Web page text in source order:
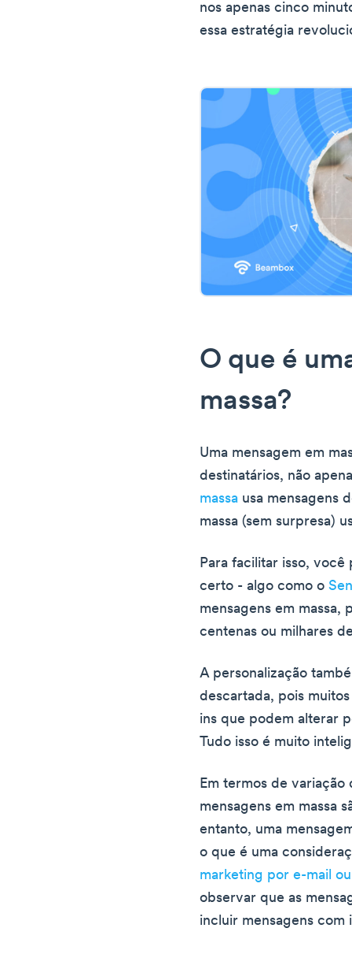
nos apenas cinco
essa estratégia
O que é
massa?
Uma mensagem em
destinatários, não
massa usa mensagens
massa (sem surpresa)
Para facilitar isso,
certo - algo como o
mensagens em
centenas ou milhares
A personalização
descartada, pois
ins que podem alterar
Tudo isso é muito
Em termos de variação
mensagens em massa
entanto, uma
o que é uma
marketing por e-mail
observar que as
incluir mensagens com